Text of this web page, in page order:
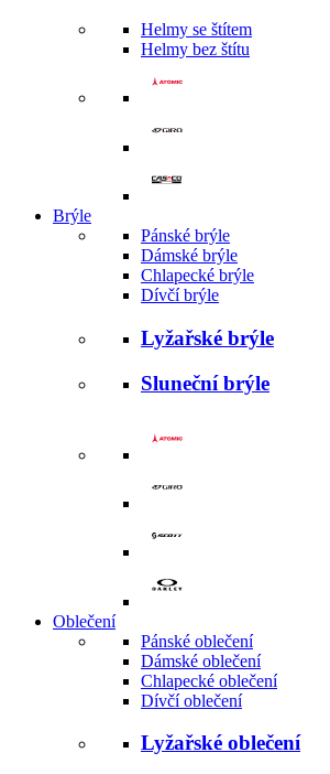
Helmy se štítem
Helmy bez štítu
Brýle
Pánské brýle
Dámské brýle
Chlapecké brýle
Dívčí brýle
Lyžařské brýle
Sluneční brýle
Oblečení
Pánské oblečení
Dámské oblečení
Chlapecké oblečení
Dívčí oblečení
Lyžařské oblečení